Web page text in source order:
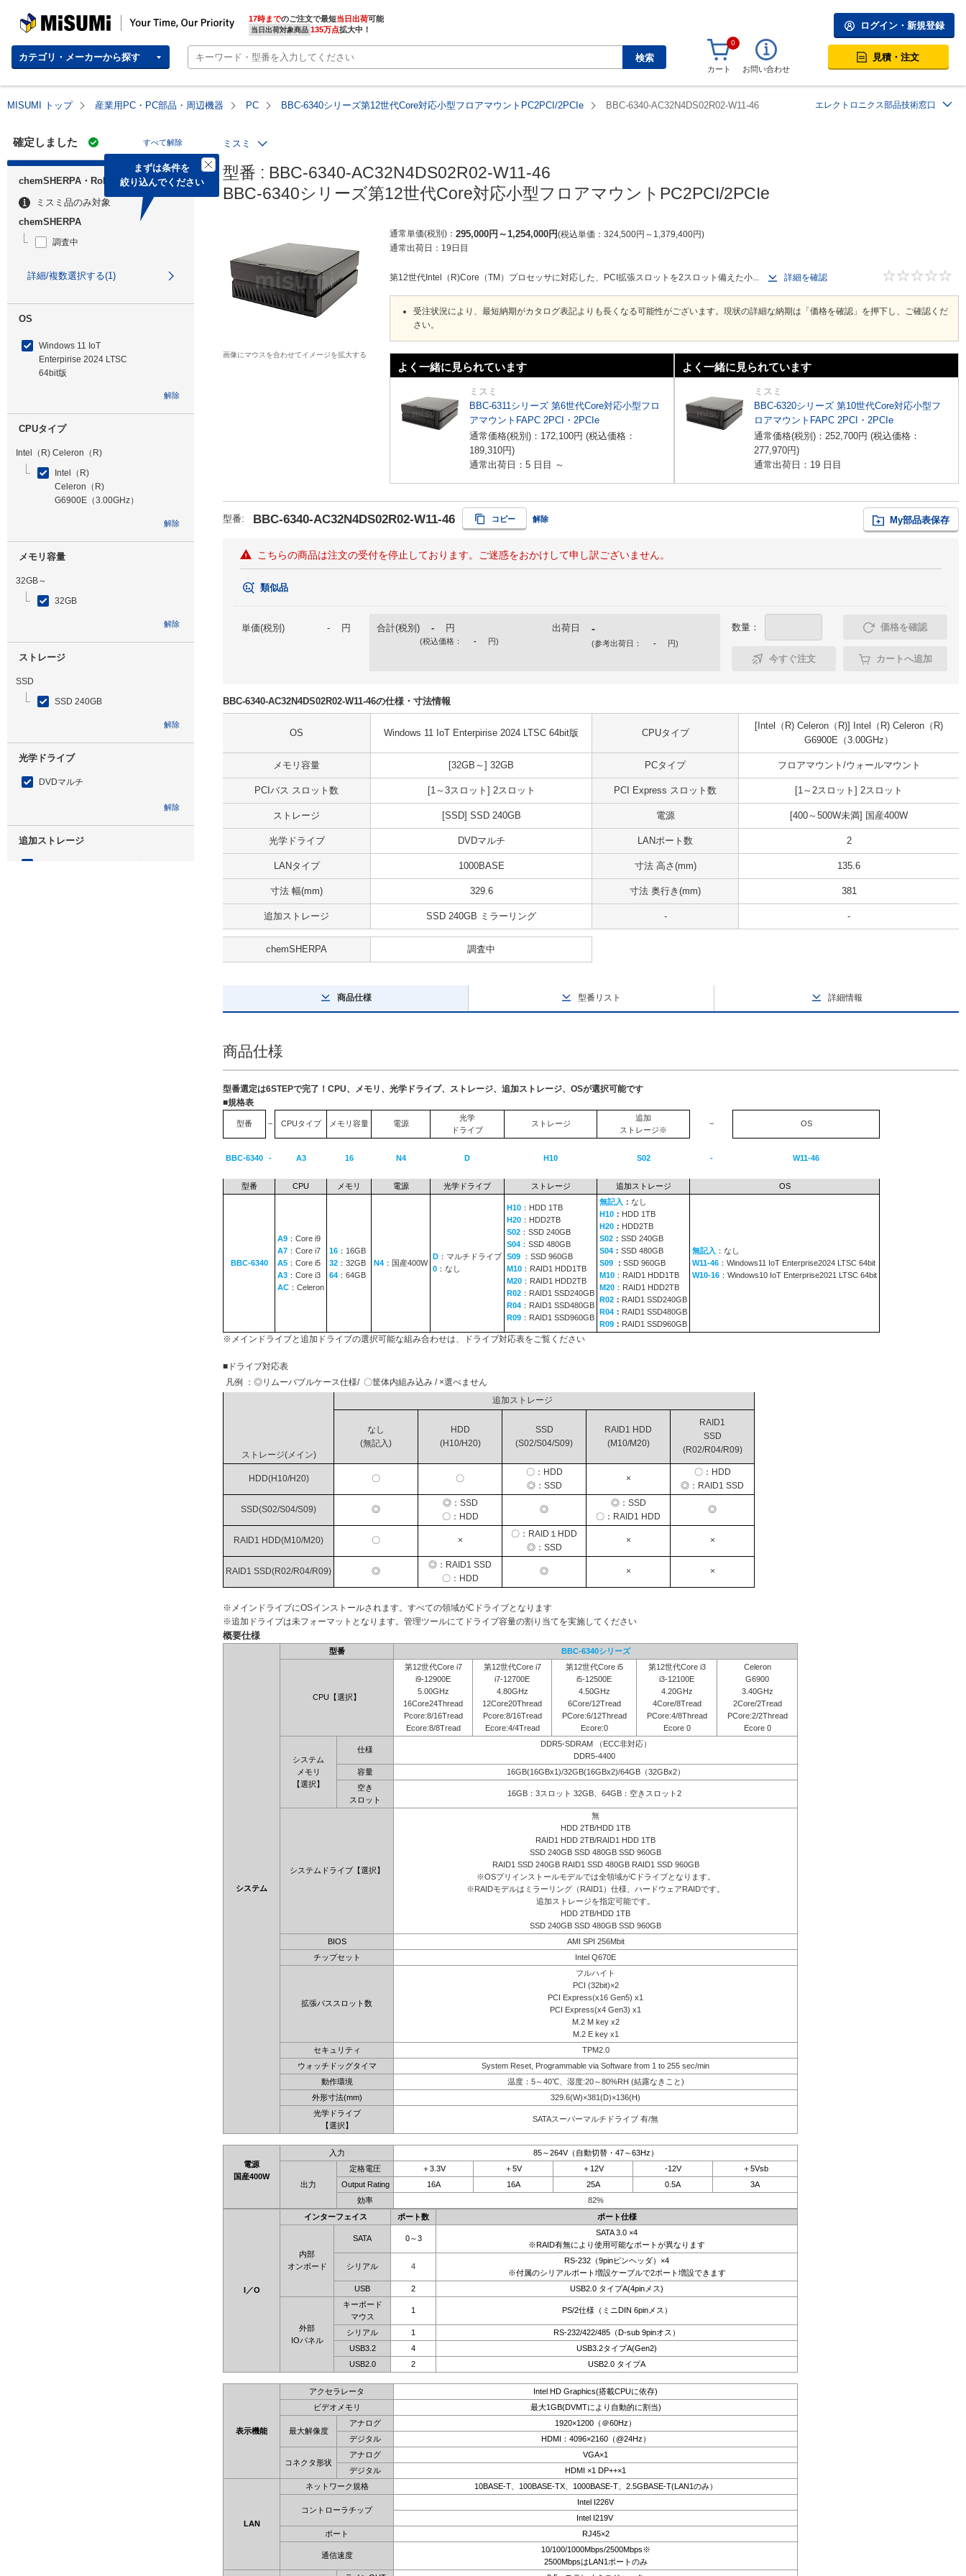
MISUMI | Your Time, Our Priority 17時までのご注文で最短当日出荷
当日出荷対象商品 135万点拡大中！
カテゴリ・メーカーから探す 検索
ログイン・新規登録
0
カート お問い合わせ
見積・注文
MISUMI トップ 産業用PC・PC部品・周辺機器 PC BBC-6340シリーズ第12世代Core対応小型フロアマウントPC2PCI/2PCIe BBC-6340-AC32N4DS02R02-W11-46 エレクトロニクス部品技術窓口
確定しました すべて解除
まずは条件を
絞り込んでください
chemSHERPA・RoHS
ミスミ品のみ対象
chemSHERPA
調査中
詳細/複数選択する(1)
OS
Windows 11 IoT
Enterpirise 2024 LTSC
64bit版
解除
CPUタイプ
Intel（R) Celeron（R)
Intel（R)
Celeron（R)
G6900E（3.00GHz）
解除
メモリ容量
32GB～
32GB
解除
ストレージ
SSD
SSD 240GB
解除
光学ドライブ
DVDマルチ
解除
追加ストレージ
SSD 240GB ミラーリング
ミスミ
型番 : BBC-6340-AC32N4DS02R02-W11-46
BBC-6340シリーズ第12世代Core対応小型フロアマウントPC2PCI/2PCIe
画像にマウスを合わせてイメージを拡大する
通常単価(税別) 295,000円 ～1,254,000円 税込単価 324,500円 ～ 1,379,400円
通常出荷日： 19日目
第12世代Intel（R)Core（TM）プロセッサに対応した、PCI拡張スロットを2スロット備えた小... 詳細を確認
受注状況により、最短納期がカタログ表記よりも長くなる可能性がございます。現状の詳細な納期は「価格を確認」を押下し、ご確認くだ
さい。
よく一緒に見られています
ミスミ
BBC-6311シリーズ 第6世代Core対応小型フロ
アマウントFAPC 2PCI・2PCIe
通常価格(税別)： 172,100円 (税込価格：
189,310円)
通常出荷日：5 日目 ～
よく一緒に見られています
ミスミ
BBC-6320シリーズ 第10世代Core対応小型フ
ロアマウントFAPC 2PCI・2PCIe
通常価格(税別)： 252,700円 (税込価格：
277,970円)
通常出荷日：19 日目
型番: BBC-6340-AC32N4DS02R02-W11-46 コピー 解除 My部品表保存
こちらの商品は注文の受付を停止しております。ご迷惑をおかけして申し訳ございません。
類似品
単価(税別) - 円 合計(税別) - 円
(税込価格： - 円)
出荷日 -
(参考出荷日： - 円)
数量： 価格を確認
今すぐ注文 カートへ追加
BBC-6340-AC32N4DS02R02-W11-46の仕様・寸法情報
OS Windows 11 IoT Enterpirise 2024 LTSC 64bit版 CPUタイプ
[Intel（R) Celeron（R)] Intel（R) Celeron（R)
G6900E（3.00GHz）
メモリ容量 [32GB～] 32GB PCタイプ フロアマウント/ウォールマウント
PCIバス スロット数 [1～3スロット] 2スロット PCI Express スロット数 [1～2スロット] 2スロット
ストレージ [SSD] SSD 240GB 電源 [400～500W未満] 国産400W
光学ドライブ DVDマルチ LANポート数 2
LANタイプ 1000BASE 寸法 高さ(mm) 135.6
寸法 幅(mm) 329.6 寸法 奥行き(mm) 381
追加ストレージ SSD 240GB ミラーリング - -
chemSHERPA 調査中
商品仕様 型番リスト 詳細情報
商品仕様
型番選定は6STEPで完了！CPU、メモリ、光学ドライブ、ストレージ、追加ストレージ、OSが選択可能です
■規格表
型番 − CPUタイプ メモリ容量 電源
光学
ドライブ
ストレージ
追加
ストレージ※
− OS
BBC-6340 - A3 16 N4 D H10 S02 - W11-46
型番 CPU メモリ 電源 光学ドライブ ストレージ 追加ストレージ OS
BBC-6340
A9 ：Core i9
A7 ：Core i7
A5 ：Core i5
A3 ：Core i3
AC ：Celeron
16 ：16GB
32 ：32GB
64 ：64GB
N4 ：国産400W
D ：マルチドライブ
0 ：なし
H10 ：HDD 1TB
H20 ：HDD2TB
S02 ：SSD 240GB
S04 ：SSD 480GB
S09
：SSD 960GB
M10 ：RAID1 HDD1TB
M20 ：RAID1 HDD2TB
R02 ：RAID1 SSD240GB
R04 ：RAID1 SSD480GB
R09 ：RAID1 SSD960GB
無記入 ： なし
H10 ： HDD 1TB
H20 ： HDD2TB
S02 ： SSD 240GB
S04 ： SSD 480GB
S09
： SSD 960GB
M10 ：RAID1 HDD1TB
M20 ：RAID1 HDD2TB
R02 ： RAID1 SSD240GB
R04 ： RAID1 SSD480GB
R09 ： RAID1 SSD960GB
無記入 ：なし
W11-46 ：Windows11 IoT Enterprise2024 LTSC 64bit
W10-16 ：Windows10 IoT Enterprise2021 LTSC 64bit
※メインドライブと追加ドライブの選択可能な組み合わせは、ドライブ対応表をご覧ください
■ドライブ対応表
凡例 ：◎リムーバブルケース仕様/ 〇筐体内組み込み / ×選べません
ストレージ(メイン)
追加ストレージ
なし
(無記入)
HDD
(H10/H20)
SSD
(S02/S04/S09)
RAID1 HDD
(M10/M20)
RAID1
SSD
(R02/R04/R09)
HDD(H10/H20) 〇 〇
〇：HDD
◎：SSD
×
〇：HDD
◎：RAID1 SSD
SSD(S02/S04/S09) ◎
◎：SSD
〇：HDD
◎
◎：SSD
〇：RAID1 HDD
◎
RAID1 HDD(M10/M20) 〇 ×
〇：RAID１HDD
◎：SSD
× ×
RAID1 SSD(R02/R04/R09) ◎
◎：RAID1 SSD
〇：HDD
◎ × ×
※メインドライブにOSインストールされます。すべての領域がCドライブとなります
※追加ドライブは未フォーマットとなります。管理ツールにてドライブ容量の割り当てを実施してください
概要仕様
システム
型番 BBC-6340シリーズ
CPU【選択】
第12世代Core i7
i9-12900E
5.00GHz
16Core24Thread
Pcore:8/16Tread
Ecore:8/8Tread
第12世代Core i7
i7-12700E
4.80GHz
12Core20Thread
Pcore:8/16Tread
Ecore:4/4Tread
第12世代Core i5
i5-12500E
4.50GHz
6Core/12Tread
PCore:6/12Thread
Ecore:0
第12世代Core i3
i3-12100E
4.20GHz
4Core/8Tread
PCore:4/8Thread
Ecore 0
Celeron
G6900
3.40GHz
2Core/2Tread
PCore:2/2Thread
Ecore 0
システム
メモリ
【選択】
仕様
DDR5-SDRAM （ECC非対応）
DDR5-4400
容量
16GB(16GBx1)/32GB(16GBx2)/64GB（32GBx2）
空き
スロット
16GB：3スロット 32GB、64GB：空きスロット2
システムドライブ【選択】
無
HDD 2TB/HDD 1TB
RAID1 HDD 2TB/RAID1 HDD 1TB
SSD 240GB SSD 480GB SSD 960GB
RAID1 SSD 240GB RAID1 SSD 480GB RAID1 SSD 960GB
※OSプリインストールモデルでは全領域がCドライブとなります。
※RAIDモデルはミラーリング（RAID1）仕様、ハードウェアRAIDです。
追加ストレージを指定可能です。
HDD 2TB/HDD 1TB
SSD 240GB SSD 480GB SSD 960GB
BIOS
AMI SPI 256Mbit
チップセット
Intel Q670E
拡張バススロット数
フルハイト
PCI (32bit)×2
PCI Express(x16 Gen5) x1
PCI Express(x4 Gen3) x1
M.2 M key x2
M.2 E key x1
セキュリティ
TPM2.0
ウォッチドッグタイマ
System Reset, Programmable via Software from 1 to 255 sec/min
動作環境
温度：5～40℃、湿度:20～80%RH (結露なきこと)
外形寸法(mm)
329.6(W)×381(D)×136(H)
光学ドライブ
【選択】
SATAスーパーマルチドライブ 有/無
電源
国産400W
入力 85～264V（自動切替・47～63Hz）
出力
定格電圧 ＋3.3V ＋5V ＋12V -12V
＋5Vsb
Output Rating
16A 16A 25A 0.5A
3A
効率
82%
I／O
インターフェイス ポート数 ポート仕様
内部
オンボード
SATA 0～3
SATA 3.0 ×4
※RAID有無により使用可能なポートが異なります
シリアル 4
RS-232（9pinピンヘッダ）×4
※付属のシリアルポート増設ケーブルで2ポート増設できます
USB
2 USB2.0 タイプA(4pinメス)
外部
IOパネル
キーボード
マウス
1 PS/2仕様（ミニDIN 6pinメス）
シリアル 1
RS-232/422/485（D-sub 9pinオス）
USB3.2
4
USB3.2タイプA(Gen2)
USB2.0
2 USB2.0 タイプA
表示機能
アクセラレータ
Intel HD Graphics(搭載CPUに依存)
ビデオメモリ
最大1GB(DVMTにより自動的に割当)
最大解像度
アナログ
1920×1200（＠60Hz）
デジタル
HDMI：4096×2160（@24Hz）
コネクタ形状
アナログ
VGA×1
デジタル
HDMI ×1 DP++×1
LAN
ネットワーク規格 10BASE-T、100BASE-TX、1000BASE-T、2.5GBASE-T(LAN1のみ）
コントローラチップ
Intel I226V
Intel I219V
ポート
RJ45×2
通信速度
10/100/1000Mbps/2500Mbps※
2500MbpsはLAN1ポートのみ